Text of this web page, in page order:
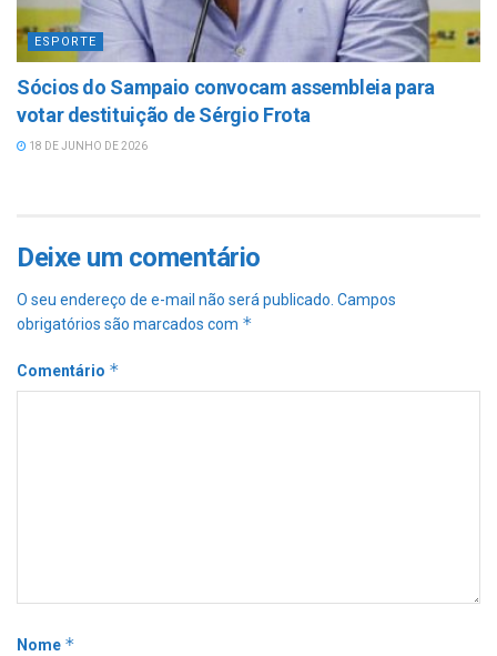
ESPORTE
Sócios do Sampaio convocam assembleia para
votar destituição de Sérgio Frota
18 DE JUNHO DE 2026
Deixe um comentário
O seu endereço de e-mail não será publicado. Campos
obrigatórios são marcados com *
Comentário *
Nome *